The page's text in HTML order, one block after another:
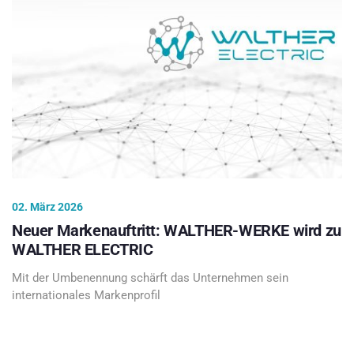
02. März 2026
Neuer Markenauftritt: WALTHER-WERKE wird zu
WALTHER ELECTRIC
Mit der Umbenennung schärft das Unternehmen sein
internationales Markenprofil